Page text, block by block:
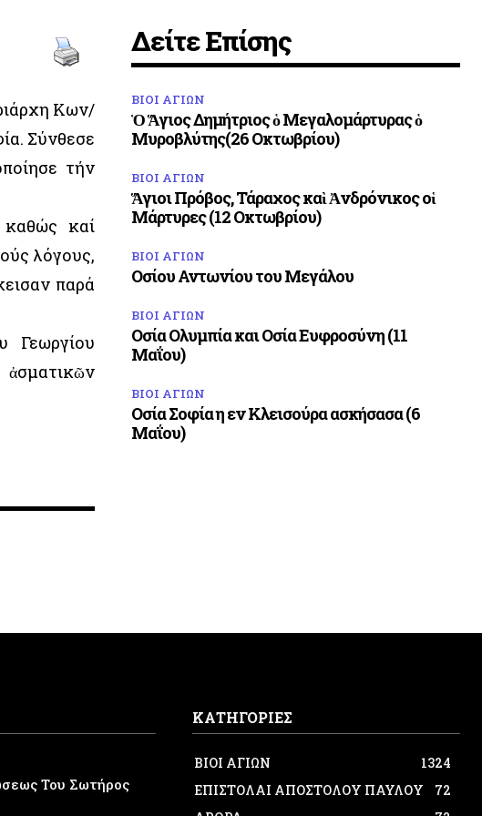
Κων/
Σύνθεσε
τήν
καθώς καί
λόγους,
παρά
Γεωργίου
Δείτε Επίσης
ΒΙΟΙ ΑΓΙΩΝ
Ὁ Ἅγιος Δημήτριος ὁ Μεγαλομάρτυρας ὁ
Μυροβλύτης(26 Οκτωβρίου)
ΒΙΟΙ ΑΓΙΩΝ
Ἅγιοι Πρόβος, Τάραχος καὶ Ἀνδρόνικος οἱ
Μάρτυρες (12 Οκτωβρίου)
ΒΙΟΙ ΑΓΙΩΝ
Οσίου Αντωνίου του Μεγάλου
ΒΙΟΙ ΑΓΙΩΝ
Οσία Ολυμπία και Οσία Ευφροσύνη (11
Μαΐου)
ΒΙΟΙ ΑΓΙΩΝ
Οσία Σοφία η εν Κλεισούρα ασκήσασα (6
Μαΐου)
Του Σωτήρος
ΚΑΤΗΓΟΡΙΕΣ
ΒΙΟΙ ΑΓΙΩΝ
1324
ΕΠΙΣΤΟΛΑΙ ΑΠΟΣΤΟΛΟΥ ΠΑΥΛΟΥ
72